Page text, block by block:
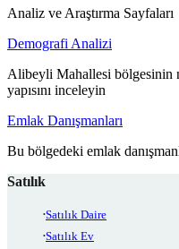
Analiz ve Araştırma Sayfaları
Demografi Analizi
Alibeyli Mahallesi bölgesinin
yapısını inceleyin
Emlak Danışmanları
Bu bölgedeki emlak
Satılık
Satılık Daire
Satılık Ev